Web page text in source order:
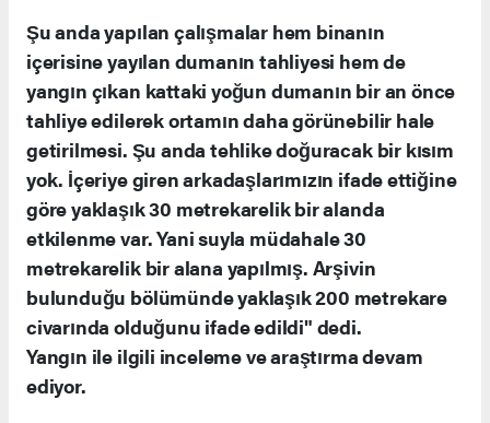
Şu anda yapılan çalışmalar hem binanın
içerisine yayılan dumanın tahliyesi hem de
yangın çıkan kattaki yoğun dumanın bir an önce
tahliye edilerek ortamın daha görünebilir hale
getirilmesi. Şu anda tehlike doğuracak bir kısım
yok. İçeriye giren arkadaşlarımızın ifade ettiğine
göre yaklaşık 30 metrekarelik bir alanda
etkilenme var. Yani suyla müdahale 30
metrekarelik bir alana yapılmış. Arşivin
bulunduğu bölümünde yaklaşık 200 metrekare
civarında olduğunu ifade edildi" dedi.
Yangın ile ilgili inceleme ve araştırma devam
ediyor.